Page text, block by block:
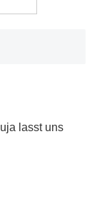
lasst uns